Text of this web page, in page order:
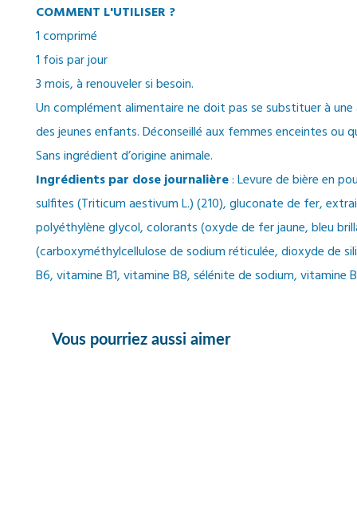
COMMENT L'UTILISER ?
1 comprimé
1 fois par jour
3 mois, à renouveler si besoin.
Un complément alimentaire ne doit pas se substituer à
des jeunes enfants. Déconseillé aux femmes enceintes ou
Sans ingrédient d’origine animale.
Ingrédients par dose journalière: Levure de bière en
sulfites (Triticum aestivum L.) (210), gluconate de fer,
polyéthylène glycol, colorants (oxyde de fer jaune, bleu
(carboxyméthylcellulose de sodium réticulée, dioxyde de
B6, vitamine B1, vitamine B8, sélénite de sodium, vitamine
Vous pourriez aussi aimer